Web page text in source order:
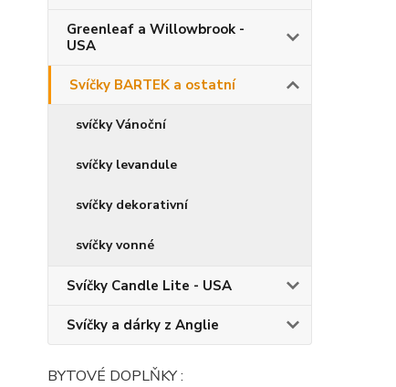
Greenleaf a Willowbrook -
USA
Svíčky BARTEK a ostatní
svíčky Vánoční
svíčky levandule
svíčky dekorativní
svíčky vonné
Svíčky Candle Lite - USA
Svíčky a dárky z Anglie
BYTOVÉ DOPLŇKY :